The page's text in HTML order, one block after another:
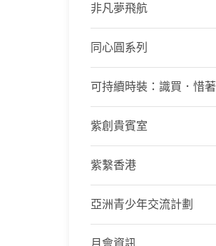
非凡夢飛航
同心圓系列
可持續時裝：識買．惜著
紫創貴賓室
紫繫香港
亞洲青少年交流計劃
月會資訊